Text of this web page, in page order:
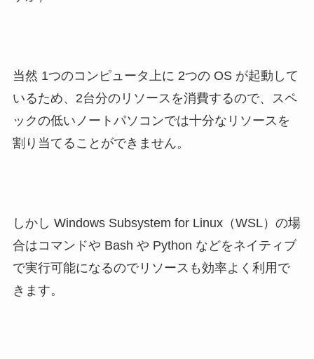
当然 1つのコンピュータ上に 2つの OS が起動して
いるため、2台分のリソースを消費するので、スペ
ックの低いノートパソコンでは十分なリソースを
割り当てることができません。
しかし Windows Subsystem for Linux（WSL）の場
合はコマンドや Bash や Python などをネイティブ
で実行可能になるのでリソースも効率よく利用で
きます。